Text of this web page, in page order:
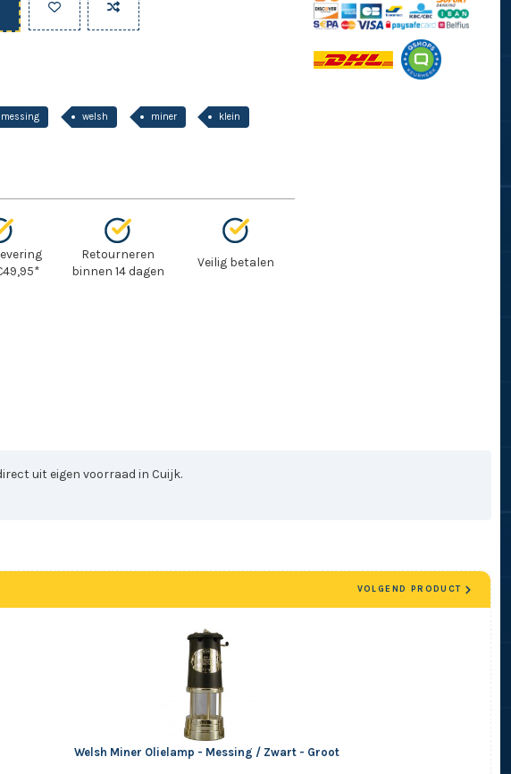
messing welsh miner klein
Retourneren
binnen 14 dagen
Veilig betalen
uit eigen voorraad in Cuijk.
Welsh Miner Olielamp - Messing / Zwart - Groot
VOLGEND PRODUCT